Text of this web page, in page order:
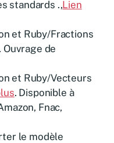
standards .,Lien
et Ruby/Fractions
. Ouvrage de
et Ruby/Vecteurs
. Disponible à
Fnac,
le modèle